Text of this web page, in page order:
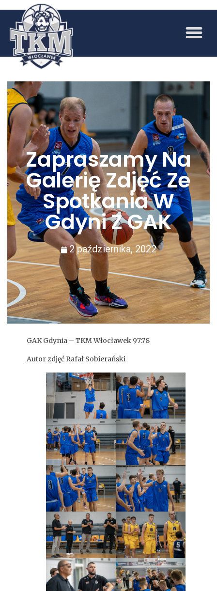
Zapraszamy Na
Galerię Zdjęć Ze
Spotkania W
Gdyni Z GAK
2 października, 2022
GAK Gdynia – TKM Włocławek 97:78
Autor zdjęć Rafał Sobierański